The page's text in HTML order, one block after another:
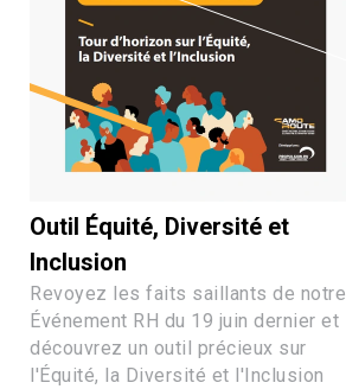
Outil Équité, Diversité et
Inclusion
Revoyez les faits saillants de notre
Événement RH du 19 juin dernier et
découvrez un outil précieux sur
l'Équité, la Diversité et l'Inclusion